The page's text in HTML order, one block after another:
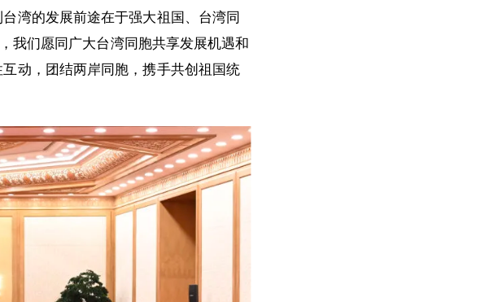
湾的发展前途在于强大祖国、台湾同
我们愿同广大台湾同胞共享发展机遇和
动，团结两岸同胞，携手共创祖国统